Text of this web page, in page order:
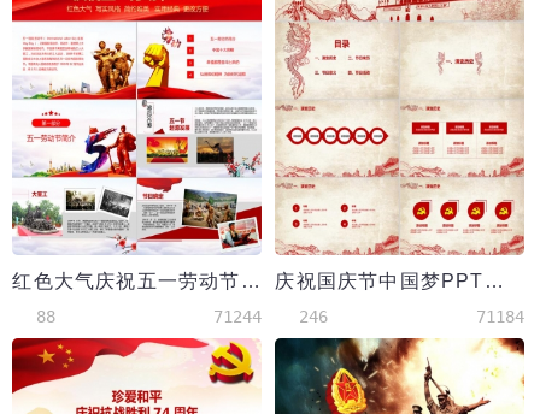
红色大气庆祝五一劳动节PPT模板
88 71244
庆祝国庆节中国梦PPT模板
246 71184